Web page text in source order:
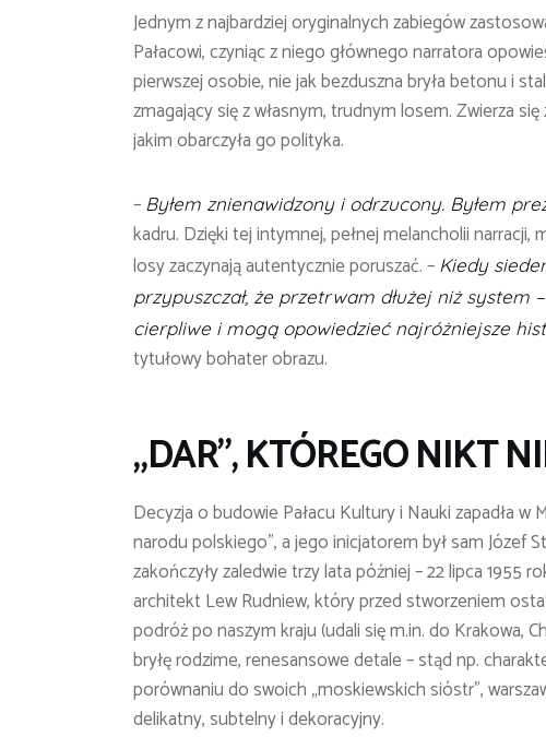
Jednym z najbardziej oryginalnych zabiegów
Pałacowi, czyniąc z niego głównego narratora
pierwszej osobie, nie jak bezduszna bryła betonu i
zmagający się z własnym, trudnym losem. Zwierza
jakim obarczyła go polityka.
– Byłem znienawidzony i odrzucony. Byłem
kadru. Dzięki tej intymnej, pełnej melancholii
losy zaczynają autentycznie poruszać. – Kiedy
przypuszczał, że przetrwam dłużej niż
cierpliwe i mogą opowiedzieć najróżniejsze
tytułowy bohater obrazu.
„DAR”, KTÓREGO NIKT
Decyzja o budowie Pałacu Kultury i Nauki zapadła
narodu polskiego”, a jego inicjatorem był sam Józef
zakończyły zaledwie trzy lata później – 22 lipca 1955
architekt Lew Rudniew, który przed stworzeniem
podróż po naszym kraju (udali się m.in. do Krakowa,
bryłę rodzime, renesansowe detale – stąd np.
porównaniu do swoich „moskiewskich sióstr”,
delikatny, subtelny i dekoracyjny.